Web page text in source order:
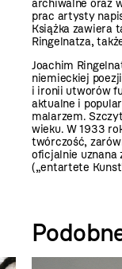
archiwalne oraz
prac artysty
Książka zawiera
Ringelnatza,
Joachim
niemieckiej
i ironii utworów
aktualne i
malarzem.
wieku. W 1933
twórczość,
oficjalnie uznana
(„entartete